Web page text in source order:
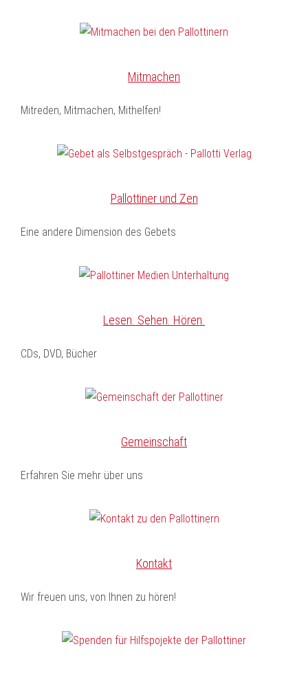
Mitmachen
Mitreden, Mitmachen, Mithelfen!
Pallottiner und Zen
Eine andere Dimension des Gebets
Lesen. Sehen. Hören.
CDs, DVD, Bücher
Gemeinschaft
Erfahren Sie mehr über uns
Kontakt
Wir freuen uns, von Ihnen zu hören!